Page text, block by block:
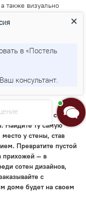
также визуально
делая его светлее.
которые
хозяев. Выбирая
должно быть шире
быть оформлены
или
в простой раме над
практичности с
Найдите ту самую
у стены, став
Превратите пустой
прихожей — в
сотен дизайнов,
с
доме будет на своем
в «Постель
консультант.